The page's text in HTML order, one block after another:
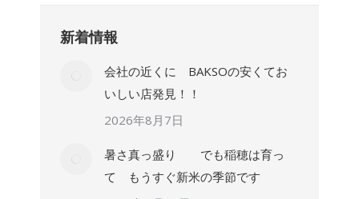
新着情報
会社の近くに BAKSOの安くてお
いしい店発見！！
2026年8月7日
暑さ真っ盛り でも稲穂は育っ
て もうすぐ新米の季節です